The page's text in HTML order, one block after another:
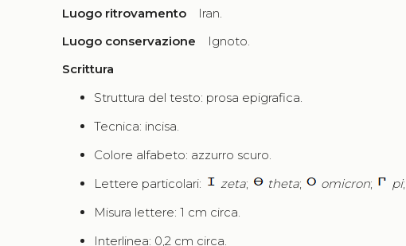
Luogo ritrovamento Iran.
Luogo conservazione Ignoto.
Scrittura
Struttura del testo: prosa epigrafica.
Tecnica: incisa.
Colore alfabeto: azzurro scuro.
Lettere particolari:
zeta; theta; omicron; pi;
Misura lettere: 1 cm circa.
Interlinea: 0,2 cm circa.